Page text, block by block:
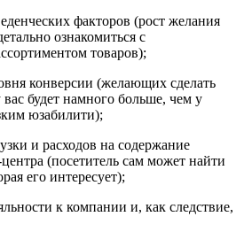
факторов (рост желания
ознакомиться с
товаров);
конверсии (желающих сделать
будет намного больше, чем у
юзабилити);
и расходов на содержание
(посетитель сам может найти
его интересует);
к компании и, как следствие,